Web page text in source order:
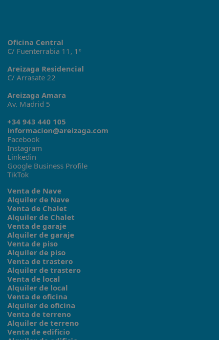
Oficina Central
C/ Fuenterrabia 11, 1º
Areizaga Residencial
C/ Arrasate 22
Areizaga Amara
Av. Madrid 5
+34 943 440 105
informacion@areizaga.com
Facebook
Instagram
Linkedin
Google Business Profile
TikTok
Venta de Nave
Alquiler de Nave
Venta de Chalet
Alquiler de Chalet
Venta de garaje
Alquiler de garaje
Venta de piso
Alquiler de piso
Venta de trastero
Alquiler de trastero
Venta de local
Alquiler de local
Venta de oficina
Alquiler de oficina
Venta de terreno
Alquiler de terreno
Venta de edificio